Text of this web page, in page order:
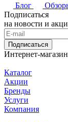
Блог
Подписаться
на новости и
Подписаться
Интернет-магазин
Каталог
Акции
Бренды
Услуги
Компания